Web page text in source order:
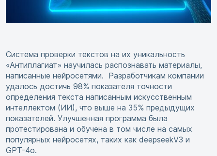
Система проверки текстов на их уникальность
«Антиплагиат» научилась распознавать материалы,
написанные нейросетями. Разработчикам компании
удалось достичь 98% показателя точности
определения текста написанным искусственным
интеллектом (ИИ), что выше на 35% предыдущих
показателей. Улучшенная программа была
протестирована и обучена в том числе на самых
популярных нейросетях, таких как deepseekV3 и
GPT-4o.